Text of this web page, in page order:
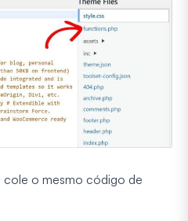
cole o mesmo código de